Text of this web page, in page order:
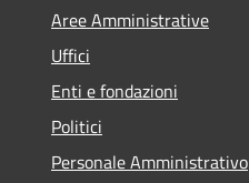
Aree Amministrative
Uffici
Enti e fondazioni
Politici
Personale Amministrativo